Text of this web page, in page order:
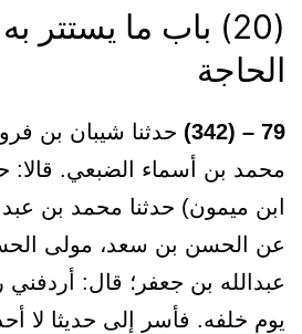
(20) باب ما يستتر
الحاجة
79 – (342)
حدثنا شيبان بن
محمد بن أسماء الضبعي. قالا:
ابن ميمون) حدثنا محمد بن
عن الحسن بن سعد، مولى
عبدالله بن جعفر؛ قال:
يوم خلفه. فأسر إلى حديثا لا